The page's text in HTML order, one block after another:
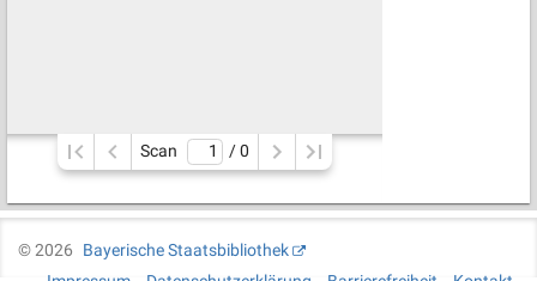
Scan / 0
©2026
Bayerische Staatsbibliothek